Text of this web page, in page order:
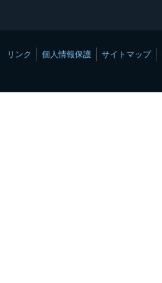
リンク 個人情報保護 サイトマップ